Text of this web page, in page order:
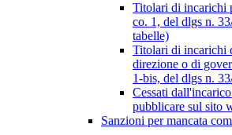
Titolari di incarichi
co. 1, del dlgs n.
tabelle)
Titolari di incarichi
direzione o di
1-bis, del dlgs n.
Cessati
pubblicare sul sito
Sanzioni per mancata